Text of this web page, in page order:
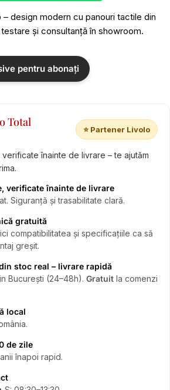
design modern cu panouri tactile din
și consultanță în showroom.
pentru abonați
Total
⭐ Partener Livolo
înainte de livrare – te ajutăm
verificate înainte de livrare
Siguranță și trasabilitate clară.
gratuită
compatibilitatea și specificațiile ca să
greșit.
stoc real – livrare rapidă
București (24–48h). Gratuit la comenzi
local
de zile
înapoi rapid.